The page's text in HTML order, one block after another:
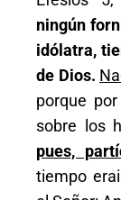
ningún
idólatra,
de Dios.
porque
sobre los
pues,
tiempo